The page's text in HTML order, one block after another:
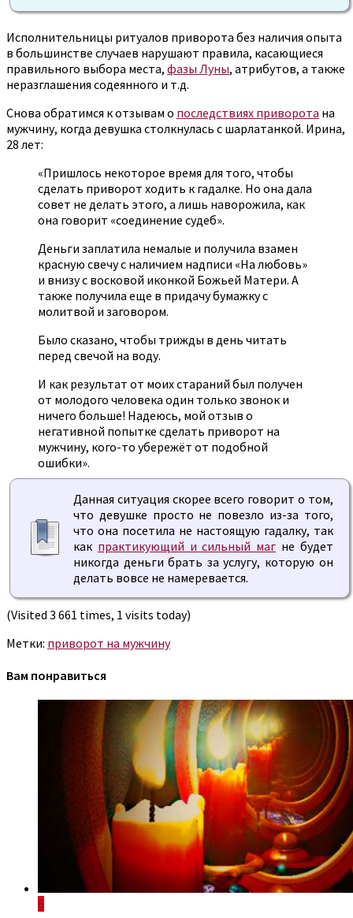
Исполнительницы ритуалов приворота без наличия опыта
в большинстве случаев нарушают правила, касающиеся
правильного выбора места, фазы Луны, атрибутов, а также
неразглашения содеянного и т.д.
Снова обратимся к отзывам о последствиях приворота на
мужчину, когда девушка столкнулась с шарлатанкой. Ирина,
28 лет:
«Пришлось некоторое время для того, чтобы
сделать приворот ходить к гадалке. Но она дала
совет не делать этого, а лишь наворожила, как
она говорит «соединение судеб».
Деньги заплатила немалые и получила взамен
красную свечу с наличием надписи «На любовь»
и внизу с восковой иконкой Божьей Матери. А
также получила еще в придачу бумажку с
молитвой и заговором.
Было сказано, чтобы трижды в день читать
перед свечой на воду.
И как результат от моих стараний был получен
от молодого человека один только звонок и
ничего больше! Надеюсь, мой отзыв о
негативной попытке сделать приворот на
мужчину, кого-то убережёт от подобной
ошибки».
Данная ситуация скорее всего говорит о том,
что девушке просто не повезло из-за того,
что она посетила не настоящую гадалку, так
как практикующий и сильный маг не будет
никогда деньги брать за услугу, которую он
делать вовсе не намеревается.
(Visited 3 661 times, 1 visits today)
Метки: приворот на мужчину
Вам понравиться
6